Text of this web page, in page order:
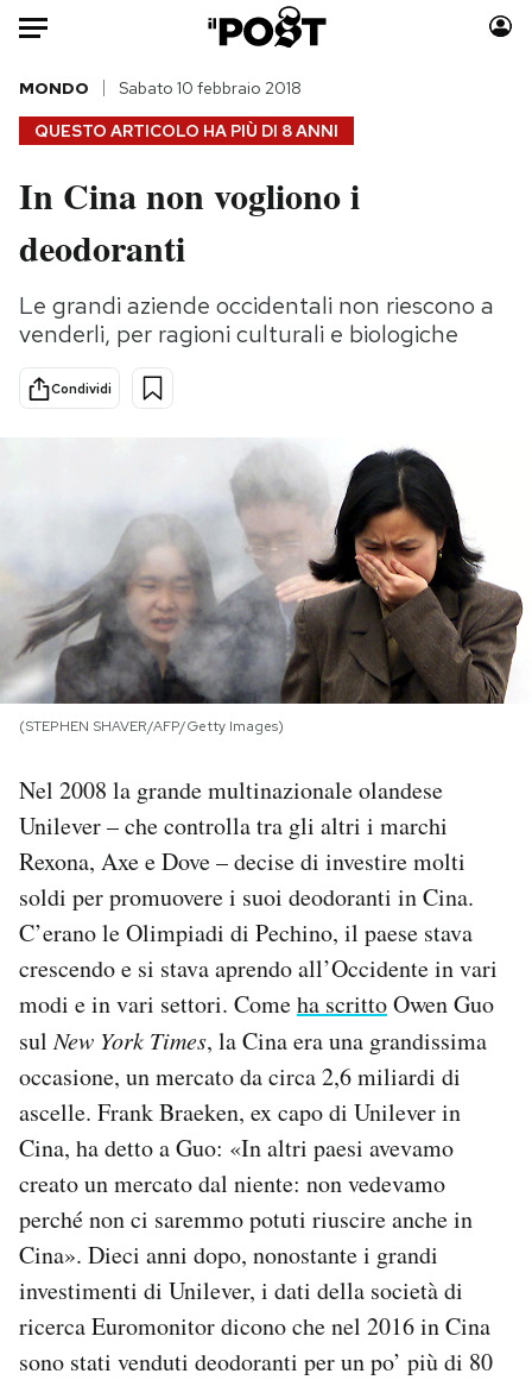
Auto
HOME
Italia
Politica
Tecnologia
Internet
Scienza
Cultura
Moda
Storie/Idee
Ok Boomer!
Mondiali calcio 2026
PODCAST
NEWSLETTER
I MIEI PREFERITI
SHOP
CALENDARIO
AREA PERSONALE
Newsletter
Notifiche mobile
Regala il Post
Hai bisogno di aiuto?
QUESTO ARTICOLO HA PIÙ DI 8 ANNI
MONDO Sabato 10 febbraio 2018
In Cina non vogliono i
deodoranti
Le grandi aziende occidentali non riescono a
venderli, per ragioni culturali e biologiche
Condividi
(STEPHEN SHAVER/AFP/Getty Images)
Nel 2008 la grande multinazionale olandese
Unilever – che controlla tra gli altri i marchi
Rexona, Axe e Dove – decise di investire molti
soldi per promuovere i suoi deodoranti in Cina.
C’erano le Olimpiadi di Pechino, il paese stava
crescendo e si stava aprendo all’Occidente in vari
modi e in vari settori. Comeha scrittoOwen Guo
sulNew York Times, la Cina era una grandissima
occasione, un mercato da circa 2,6 miliardi di
ascelle. Frank Braeken, ex capo di Unilever in
Cina, ha detto a Guo: «In altri paesi avevamo
creato un mercato dal niente: non vedevamo
perché non ci saremmo potuti riuscire anche in
Cina». Dieci anni dopo, nonostante i grandi
investimenti di Unilever, i dati della società di
ricerca Euromonitor dicono che nel 2016 in Cina
sono stati venduti deodoranti per un po’ più di 80